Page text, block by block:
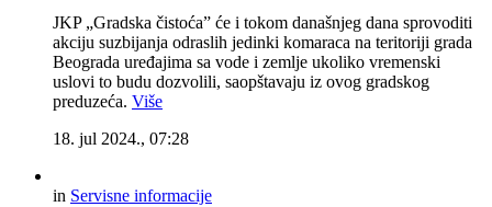
JKP „Gradska čistoća” će i tokom današnjeg dana sprovoditi
akciju suzbijanja odraslih jedinki komaraca na teritoriji grada
Beograda uređajima sa vode i zemlje ukoliko vremenski
uslovi to budu dozvolili, saopštavaju iz ovog gradskog
preduzeća. Više
18. jul 2024., 07:28
in Servisne informacije